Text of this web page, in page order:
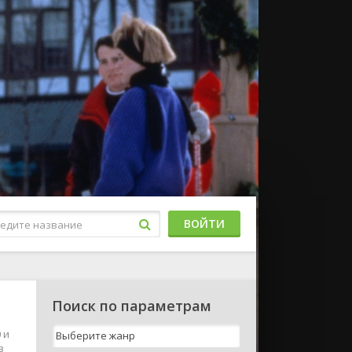
ВОЙТИ
и
Поиск по параметрам